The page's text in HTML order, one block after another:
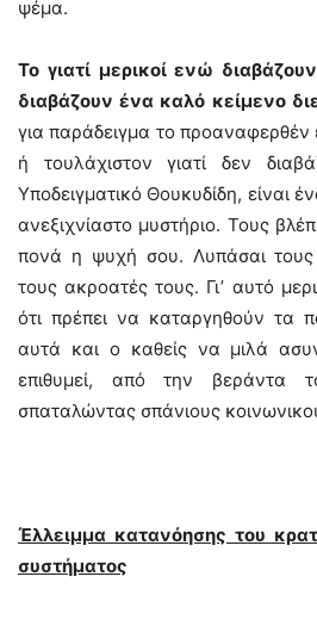
ψέμα.
Το γιατί μερικοί ενώ
διαβάζουν ένα καλό κείμενο
για παράδειγμα το
ή τουλάχιστον γιατί δεν
Υποδειγματικό Θουκυδίδη, είναι
ανεξιχνίαστο μυστήριο. Τους
πονά η ψυχή σου. Λυπάσαι
τους ακροατές τους. Γι’ αυτό
ότι πρέπει να καταργηθούν τα
αυτά και ο καθείς να μιλά
επιθυμεί, από την βεράντα
σπαταλώντας σπάνιους
Έλλειμμα κατανόησης του
συστήματος